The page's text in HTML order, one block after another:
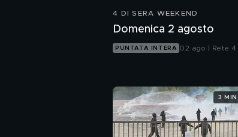
4 DI SERA WEEKEND
Domenica 2 agosto
PUNTATA INTERA 02 ago | Rete 4
3 MIN